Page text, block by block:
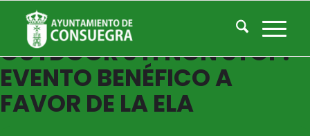
PEDAELA MARATÓN CICLO
OUTDOOR 3 H NON STOP.
EVENTO BENÉFICO A
FAVOR DE LA ELA